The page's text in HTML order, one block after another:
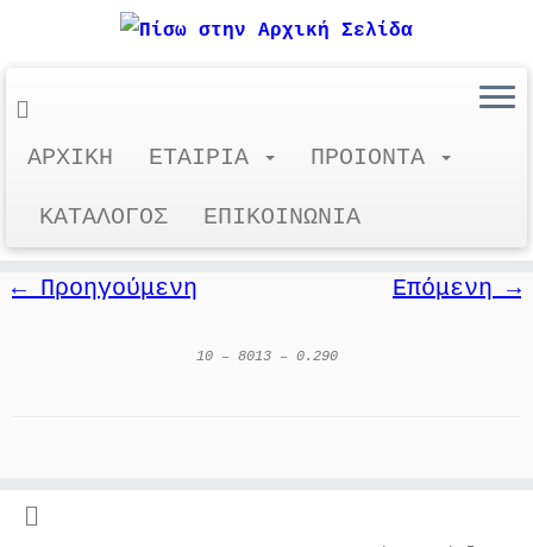
περιεχόμενο
ΑΡΧΙΚΗ ΕΤΑΙΡΙΑ ΠΡΟΙΟΝΤΑ
ΚΑΤΑΛΟΓΟΣ ΕΠΙΚΟΙΝΩΝΙΑ
← Προηγούμενη Επόμενη →
10 – 8013 – 0.290